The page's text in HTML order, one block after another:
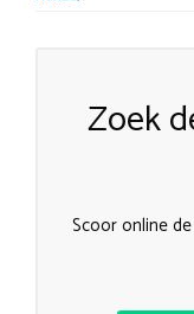
Zoek
Scoor online